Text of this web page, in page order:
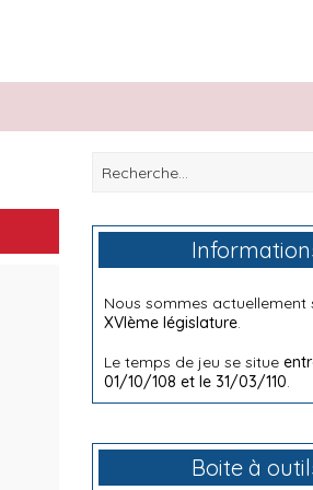
Nous sommes actuellement
XVIème législature.
Le temps de jeu se situe
01/10/108 et le 31/03/110.
Boite à